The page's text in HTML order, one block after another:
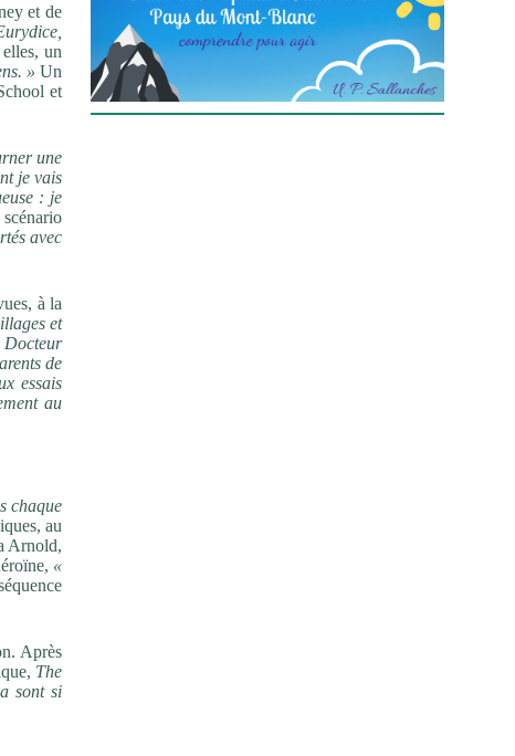
et de
un
» Un
et
une
je vais
: je
avec
à la
et
Docteur
de
essais
au
chaque
au
Arnold,
«
Après
The
sont si